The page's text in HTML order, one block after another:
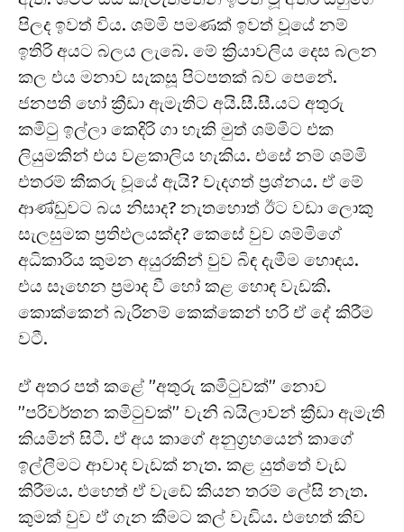
පිලද ඉවත් විය. ශම්මි පමණක් ඉවත් වූයේ නම්
ඉතිරි අයට බලය ලැබේ. මේ ක්‍රියාවලිය දෙස බලන
කල එය මනාව සැකසූ පිටපතක් බව පෙනේ.
ජනපති හෝ ක්‍රීඩා ඇමැතිට අයි.සී.සී.යට අතුරු
කමිටු ඉල්ලා කෙදිරි ගා හැකි මුත් ශම්මිට එක
ලියුමකින් එය වළකාලිය හැකිය. එසේ නම් ශම්මි
එතරම් කීකරු වූයේ ඇයි? වැදගත් ප්‍රශ්නය. ඒ මේ
ආණ්ඩුවට බය නිසාද? නැතහොත් ඊට වඩා ලොකු
සැලසුමක ප්‍රතිඵලයක්ද? කෙසේ වුව ශම්මිගේ
අධිකාරිය කුමන අයුරකින් වුව බිඳ දැමීම හොඳය.
එය සෑහෙන ප්‍රමාද වී හෝ කළ හොඳ වැඩකි.
කොක්කෙන් බැරිනම් කෙක්කෙන් හරි ඒ දේ කිරීම
වටී.
ඒ අතර පත් කළේ ”අතුරු කමිටුවක්” නොව
”පරිවර්තන කමිටුවක්” වැනි බයිලාවන් ක්‍රීඩා ඇමැති
කියමින් සිටී. ඒ අය කාගේ අනුග්‍රහයෙන් කාගේ
ඉල්ලීමට ආවාද වැඩක් නැත. කළ යුත්තේ වැඩ
කිරීමය. එහෙත් ඒ වැඩේ කියන තරම් ලේසි නැත.
කුමක් වුව ඒ ගැන කීමට කල් වැඩිය. එහෙත් කිව